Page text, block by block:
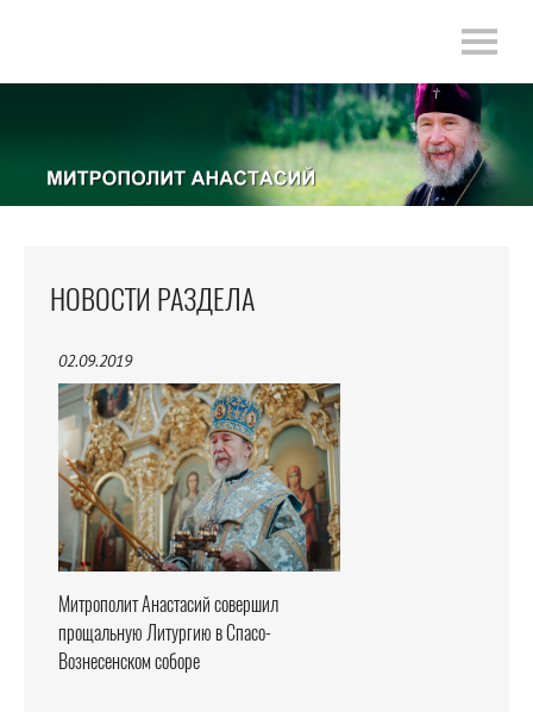
НОВОСТИ РАЗДЕЛА
02.09.2019
Митрополит Анастасий совершил
прощальную Литургию в Спасо-
Вознесенском соборе